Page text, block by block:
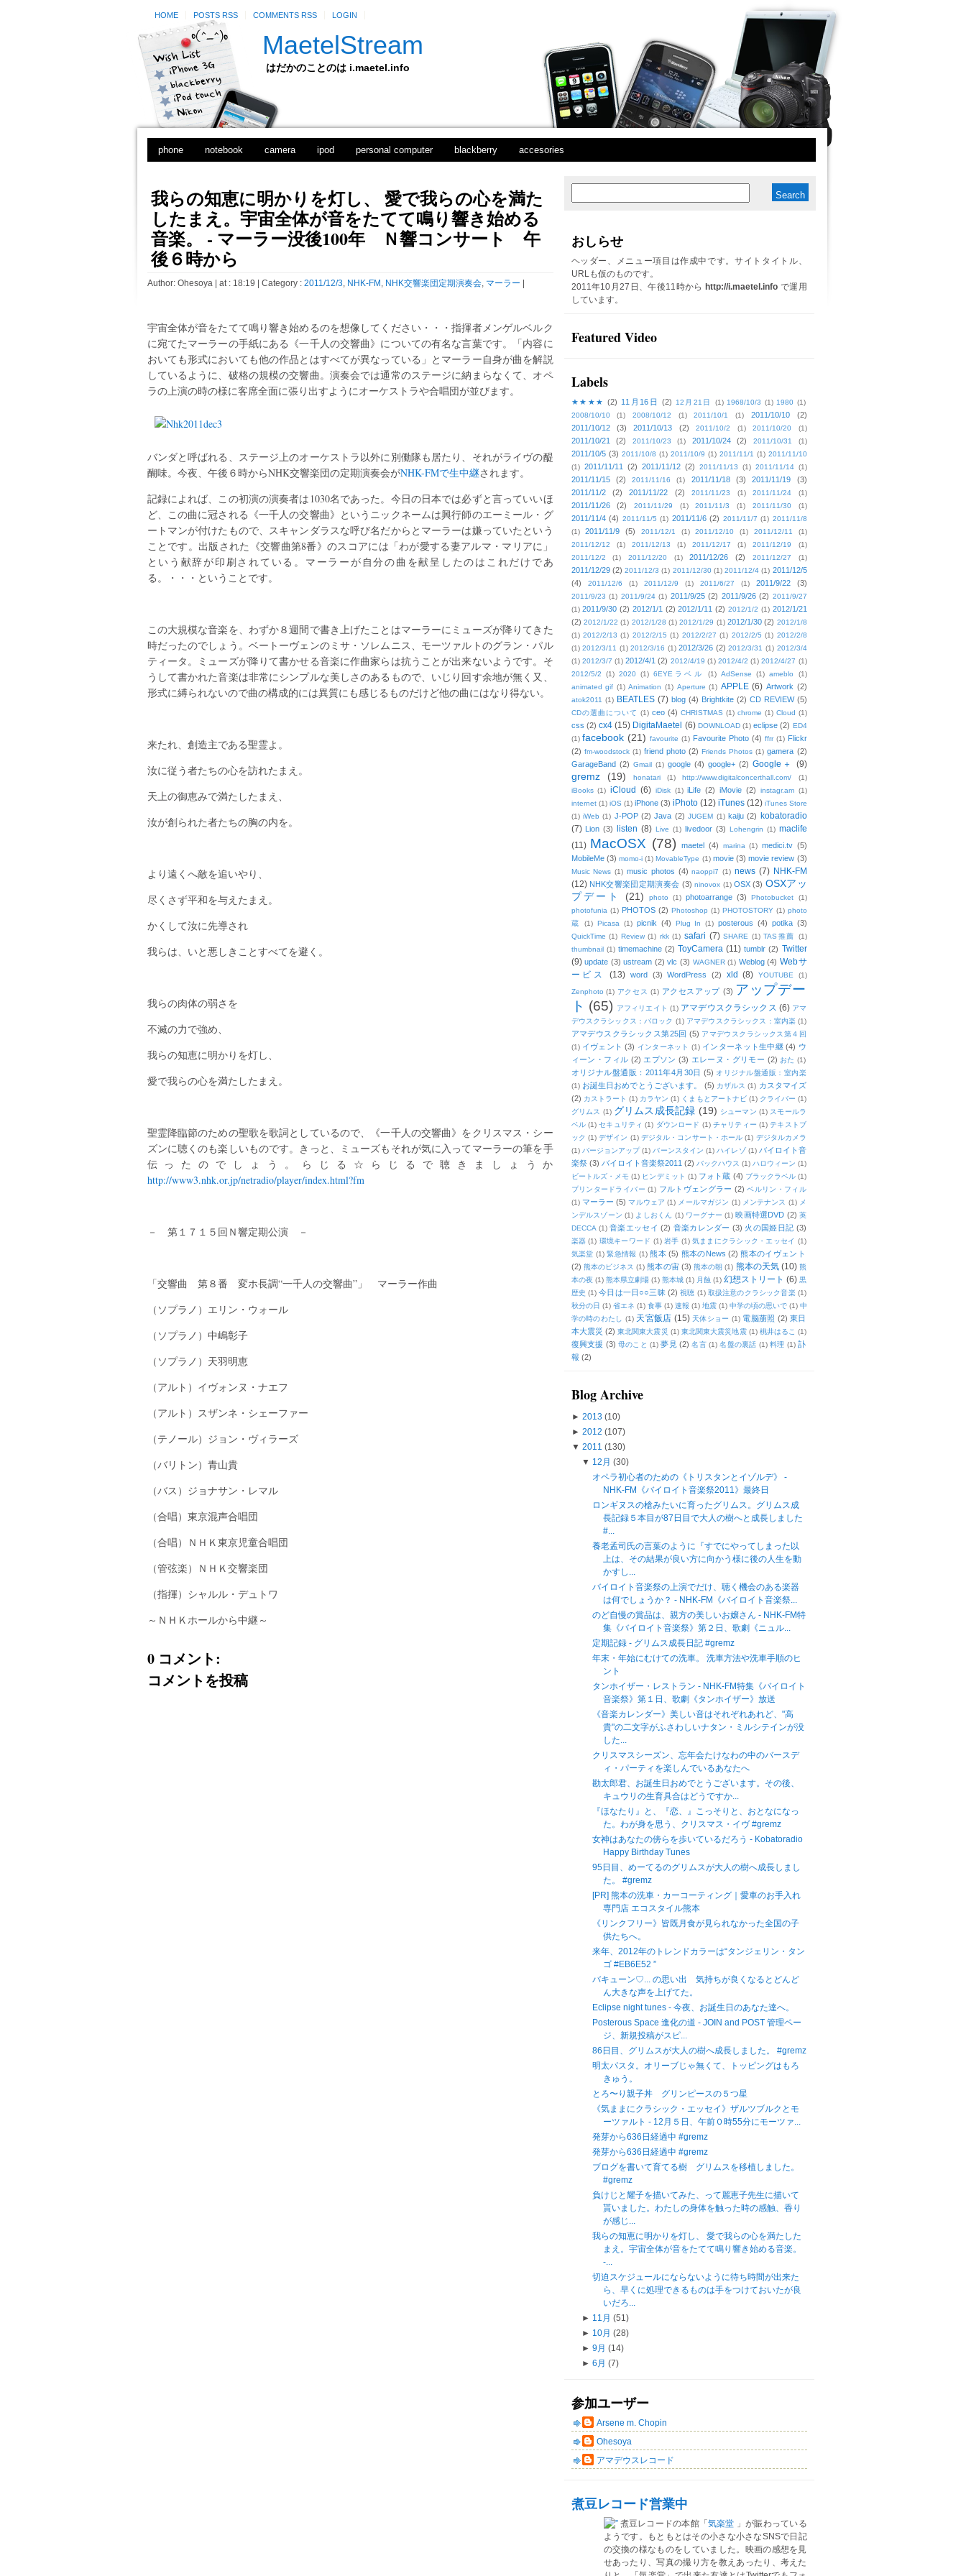
HOME POSTS RSS COMMENTS RSS LOGIN
MaetelStream
はだかのことのは i.maetel.info
phone notebook camera ipod personal computer blackberry accesories
我らの知恵に明かりを灯し、 愛で我らの心を満た
したまえ。宇宙全体が音をたてて鳴り響き始める
音楽。 - マーラー没後100年 Ｎ響コンサート 午
後６時から
Author: Ohesoya| at : 18:19 | Category : 2011/12/3, NHK-FM , NHK交響楽団定期演奏会, マーラー
宇宙全体が音をたてて鳴り響き始めるのを想像してください・・・指揮者メンゲルベルク
に宛てたマーラーの手紙にある《一千人の交響曲》についての有名な言葉です。「内容に
おいても形式においても他の作品とはすべてが異なっている」とマーラー自身が曲を解説
しているように、破格の規模の交響曲。演奏会では通常のステージに納まらなくて、オペ
ラの上演の時の様に客席全面に張り出すようにオーケストラや合唱団が並びます。
バンダと呼ばれる、ステージ上のオーケストラ以外に別働隊も居たり、それがライヴの醍
醐味。今夜、午後６時からNHK交響楽団の定期演奏会がNHK-FMで生中継されます。
記録によれば、この初演の演奏者は1030名であった。今日の日本では必ずと言っていいほ
ど、この曲に冠される《一千人の交響曲》というニックネームは興行師のエーミール・グ
ートマンが付けたもので、スキャンダラスな呼び名だからとマーラーは嫌っていたという
ことです。出版された《交響曲第8番》のスコアには「わが愛する妻アルマ・マリアに」
という献辞が印刷されている。マーラーが自分の曲を献呈したのはこれだけであ
る。・・・ということです。
この大規模な音楽を、わずか８週間で書き上げたことはマーラーにミューズが降りてきた
時だったのでしょう。ベートーヴェンのミサ・ソレムニス、モーツァルトのグラン・パル
ティータ。ミューズが降りて書かせる音楽に作曲家らは抗うことが出来ないようです。そ
うして書かれた音楽は非常にシンプルな美しさのあるもので、いじり回す余地が無く又、
形式に縛られないので曲の構成的には異質にも感じるものだけど他の曲にはなり得ない。
来たれ、創造主である聖霊よ。
汝に従う者たちの心を訪れたまえ。
天上の御恵みで満たしたまえ、
汝が創られた者たちの胸の内を。
より遠くへ敵を追いやり、
尽くさず平和を与えたまえ。
かくして汝に先導され
我らは、いと悪しきことすべてを避く。
我らの肉体の弱さを
不滅の力で強め、
我らの知恵に明かりを灯し、
愛で我らの心を満たしたまえ。
聖霊降臨節のための聖歌を歌詞としているので、《一千人の交響曲》をクリスマス・シー
ズンに聴くのも楽しいものです。きっと、ミューズもそれが気に入ってマーラーの筆を手
伝ったのでしょう。らじる☆らじるで聴きましょうか
http://www3.nhk.or.jp/netradio/player/index.html?fm
－ 第１７１５回Ｎ響定期公演 －
「交響曲 第８番 変ホ長調“一千人の交響曲”」 マーラー作曲
（ソプラノ）エリン・ウォール
（ソプラノ）中嶋彰子
（ソプラノ）天羽明恵
（アルト）イヴォンヌ・ナエフ
（アルト）スザンネ・シェーファー
（テノール）ジョン・ヴィラーズ
（バリトン）青山貴
（バス）ジョナサン・レマル
（合唱）東京混声合唱団
（合唱）ＮＨＫ東京児童合唱団
（管弦楽）ＮＨＫ交響楽団
（指揮）シャルル・デュトワ
～ＮＨＫホールから中継～
0 コメント:
コメントを投稿
おしらせ
ヘッダー、メニュー項目は作成中です。サイトタイトル、
URLも仮のものです。
2011年10月27日、午後11時から http://i.maetel.info で運用
しています。
Featured Video
Labels
★★★★ (2) 11月16日 (2) 12月21日 (1) 1968/10/3 (1) 1980 (1)
2008/10/10
(1) 2008/10/12 (1) 2011/10/1 (1) 2011/10/10
(2)
2011/10/12
(3) 2011/10/13 (2) 2011/10/2 (1) 2011/10/20 (1)
2011/10/21 (2) 2011/10/23 (1) 2011/10/24 (2) 2011/10/31 (1)
2011/10/5 (3) 2011/10/8 (1) 2011/10/9 (1) 2011/11/1 (1) 2011/11/10
(1) 2011/11/11 (2) 2011/11/12 (2) 2011/11/13 (1) 2011/11/14 (1)
2011/11/15 (2) 2011/11/16 (1) 2011/11/18 (3) 2011/11/19
(3)
2011/11/2
(2) 2011/11/22 (2) 2011/11/23 (1) 2011/11/24 (1)
2011/11/26 (2) 2011/11/29 (1) 2011/11/3 (1) 2011/11/30 (1)
2011/11/4 (4) 2011/11/5 (1) 2011/11/6 (2) 2011/11/7 (1) 2011/11/8
(1)
2011/11/9 (5) 2011/12/1 (1) 2011/12/10 (1) 2011/12/11
(1)
2011/12/12
(1) 2011/12/13 (1) 2011/12/17 (1) 2011/12/19
(1)
2011/12/2
(1) 2011/12/20 (1) 2011/12/26 (2) 2011/12/27 (1)
2011/12/29 (2) 2011/12/3 (1) 2011/12/30 (1) 2011/12/4 (1) 2011/12/5
(4)
2011/12/6 (1) 2011/12/9 (1) 2011/6/27 (1) 2011/9/22 (3)
2011/9/23 (1) 2011/9/24 (1) 2011/9/25 (2) 2011/9/26 (2) 2011/9/27
(1) 2011/9/30 (2) 2012/1/1 (2) 2012/1/11 (2) 2012/1/2 (1) 2012/1/21
(2) 2012/1/22 (1) 2012/1/28 (1) 2012/1/29 (1) 2012/1/30 (2) 2012/1/8
(1) 2012/2/13 (1) 2012/2/15 (1) 2012/2/27 (1) 2012/2/5 (1) 2012/2/8
(1) 2012/3/11 (1) 2012/3/16 (1) 2012/3/26 (2) 2012/3/31 (1) 2012/3/4
(1) 2012/3/7 (1) 2012/4/1 (2) 2012/4/19 (1) 2012/4/2 (1) 2012/4/27 (1)
2012/5/2
(1) 2020 (1) 6EYEラベル (1) AdSense (1) ameblo
(1)
animated gif (1) Animation (1) Aperture (1) APPLE (6) Artwork (2)
atok2011 (1) BEATLES (7) blog (4) Brightkite (2) CD REVIEW (5)
CDの選曲について (1) ceo (4) CHRISTMAS (1) chrome (1) Cloud (1)
css (2) cx4 (15) DigitaMaetel (6) DOWNLOAD (1) eclipse (2) ED4
(1) facebook (21) favourite (1) Favourite Photo (4) ffrr (1) Flickr
(2) fm-woodstock (1) friend photo (2) Friends Photos (1) gamera (2)
GarageBand (2) Gmail (1) google (4) google+ (2) Google＋ (9)
gremz (19) honatari (1) http://www.digitalconcerthall.com/
(1)
iBooks (1) iCloud (6) iDisk (1) iLife (2) iMovie (2) instagr.am (1)
internet (1) iOS (1) iPhone (3) iPhoto (12) iTunes (12) iTunes Store
(1) iWeb (1) J-POP (2) Java (2) JUGEM (1) kaiju (2)
kobatoradio
(7) Lion (3) listen (8) Live (1) livedoor (3) Lohengrin (1) maclife
(11) MacOSX (78) maetel (4) marina (1) medici.tv (5)
MobileMe (3) momo-i (1) MovableType (1) movie (3) movie review (3)
Music News (1) music photos (4) naoppi7 (1) news (7) NHK-FM
(12) NHK交響楽団定期演奏会 (3) ninovox (1) OSX (3) OSXアッ
プデート
(21) photo (1) photoarrange (3) Photobucket
(1)
photofunia (1) PHOTOS (2) Photoshop (1) PHOTOSTORY (1) photo
蔵
(1) Picasa (1) picnik (4) Plug In (1) posterous (4) potika (3)
QuickTime (1) Review (1) rkk (1) safari (7) SHARE (1) TAS推薦
(1)
thumbnail (1) timemachine (2) ToyCamera (11) tumblr (2) Twitter
(9) update (3) ustream (2) vlc (3) WAGNER (1) Weblog (4) Webサ
ービス
(13) word (3) WordPress (2) xld (8) YOUTUBE (1)
Zenphoto (1) アクセス (1) アクセスアップ (3) アップデー
ト (65) アフィリエイト (1) アマデウスクラシックス (6) アマ
デウスクラシックス：バロック (1) アマデウスクラシックス：室内楽 (1)
アマデウスクラシックス第25回 (5) アマデウスクラシックス第４回
(1) イヴェント (3) インターネット (1) インターネット生中継 (4) ウ
ィーン・フィル (2) エプソン (3) エレーヌ・グリモー (2) おた (1)
オリジナル盤通販：2011年4月30日 (5) オリジナル盤通販：室内楽
(1) お誕生日おめでとうございます。 (5) カザルス (1) カスタマイズ
(2) カストラート (1) カラヤン (1) くまもとアートナビ (1) クライバー (1)
グリムス (1) グリムス成長記録 (19) シューマン (1) スモールラ
ベル (1) セキュリティ (1) ダウンロード (1) チャリティー (1) テキストブ
ック (1) デザイン (1) デジタル・コンサート・ホール (1) デジタルカメラ
(1) バージョンアップ (1) バーンスタイン (1) ハイレゾ (1) バイロイト音
楽祭 (3) バイロイト音楽祭2011 (2) バックハウス (1) ハロウィーン (1)
ビートルズ・メモ (1) ヒンデミット (1) フォト蔵 (4) ブラックラベル (1)
プリンタードライバー (1) フルトヴェングラー (2) ベルリン・フィル
(1) マーラー (5) マルウェア (1) メールマガジン (1) メンテナンス (1) メ
ンデルスゾーン (1) よしおくん (1) ワーグナー (1) 映画特選DVD (2) 英
DECCA (1) 音楽エッセイ (2) 音楽カレンダー (3) 火の国姫日記 (3)
楽器 (1) 環境キーワード (1) 岩手 (1) 気ままにクラシック・エッセイ (1)
気楽堂 (1) 緊急情報 (1) 熊本 (5) 熊本のNews (2) 熊本のイヴェント
(2) 熊本のビジネス (1) 熊本の宙 (3) 熊本の朝 (1) 熊本の天気 (10) 熊
本の夜 (1) 熊本県立劇場 (1) 熊本城 (1) 月蝕 (1) 幻想ストリート (6) 黒
歴史 (1) 今日は一日○○三昧 (2) 視聴 (1) 取扱注意のクラシック音楽 (1)
秋分の日 (1) 省エネ (1) 食事 (1) 速報 (1) 地震 (1) 中学の頃の思いで (1) 中
学の時のわたし
(1) 天宮飯店 (15) 天体ショー (1) 電脳萠照 (2) 東日
本大震災 (2) 東北関東大震災 (1) 東北関東大震災地震 (1) 桃井はるこ (1)
復興支援 (3) 母のこと (1) 夢見 (2) 名言 (1) 名盤の裏話 (1) 料理 (1) 訃
報 (2)
Blog Archive
► 2013 (10)
► 2012 (107)
▼ 2011 (130)
▼ 12月 (30)
オペラ初心者のための《トリスタンとイゾルデ》 -
NHK-FM《バイロイト音楽祭2011》最終日
ロンギヌスの槍みたいに育ったグリムス。グリムス成
長記録５本目が87日目で大人の樹へと成長しました
#...
養老孟司氏の言葉のように『すでにやってしまった以
上は、その結果が良い方に向かう様に後の人生を動
かすし...
バイロイト音楽祭の上演でだけ、聴く機会のある楽器
は何でしょうか？ - NHK-FM《バイロイト音楽祭...
のど自慢の賞品は、親方の美しいお嬢さん - NHK-FM特
集《バイロイト音楽祭》第２日、歌劇《ニュル...
定期記録 - グリムス成長日記 #gremz
年末・年始にむけての洗車。 洗車方法や洗車手順のヒ
ント
タンホイザー・レストラン - NHK-FM特集《バイロイト
音楽祭》第１日、歌劇《タンホイザー》放送
《音楽カレンダー》美しい音はそれぞれあれど、"高
貴"の二文字がふさわしいナタン・ミルシテインが没
した...
クリスマスシーズン、忘年会たけなわの中のバースデ
ィ・パーティを楽しんでいるあなたへ
勘太郎君、お誕生日おめでとうございます。その後、
キュウリの生育具合はどうですか...
『ほなたり』と、『恋、』こっそりと、おとなになっ
た。わが身を思う、クリスマス・イヴ #gremz
女神はあなたの傍らを歩いているだろう - Kobatoradio
Happy Birthday Tunes
95日目、めーてるのグリムスが大人の樹へ成長しまし
た。 #gremz
[PR] 熊本の洗車・カーコーティング｜愛車のお手入れ
専門店 エコスタイル熊本
《リンクフリー》皆既月食が見られなかった全国の子
供たちへ。
来年、2012年のトレンドカラーは“タンジェリン・タン
ゴ #EB6E52 ”
バキューン♡... の思い出 気持ちが良くなるとどんど
ん大きな声を上げてた。
Eclipse night tunes - 今夜、お誕生日のあなた達へ。
Posterous Space 進化の道 - JOIN and POST 管理ペー
ジ、新規投稿がスピ...
86日目、グリムスが大人の樹へ成長しました。 #gremz
明太パスタ。オリーブじゃ無くて、トッピングはもろ
きゅう。
とろ〜り親子丼 グリンピースの５つ星
《気ままにクラシック・エッセイ》ザルツブルクとモ
ーツァルト - 12月５日、午前０時55分にモーツァ...
発芽から636日経過中 #gremz
発芽から636日経過中 #gremz
ブログを書いて育てる樹 グリムスを移植しました。
#gremz
負けじと耀子を描いてみた、って麗恵子先生に描いて
貰いました。わたしの身体を触った時の感触、香り
が感じ...
我らの知恵に明かりを灯し、 愛で我らの心を満たした
まえ。宇宙全体が音をたてて鳴り響き始める音楽。
-...
切迫スケジュールにならないように待ち時間が出来た
ら、早くに処理できるものは手をつけておいたが良
いだろ...
► 11月 (51)
► 10月 (28)
► 9月 (14)
► 6月 (7)
参加ユーザー
Arsene m. Chopin
Ohesoya
アマデウスレコード
煮豆レコード営業中
煮豆レコードの本館「 気楽堂 」が賑わっている
ようです。もともとはその小さな小さなSNSで日記
の交換の様なものをしていました。映画の感想を見
せあったり、写真の撮り方を教えあったり、考えた